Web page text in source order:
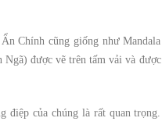
Chính cũng giống như Mandala
được vẽ trên tấm vải và được
điệp của chúng là rất quan trọng.